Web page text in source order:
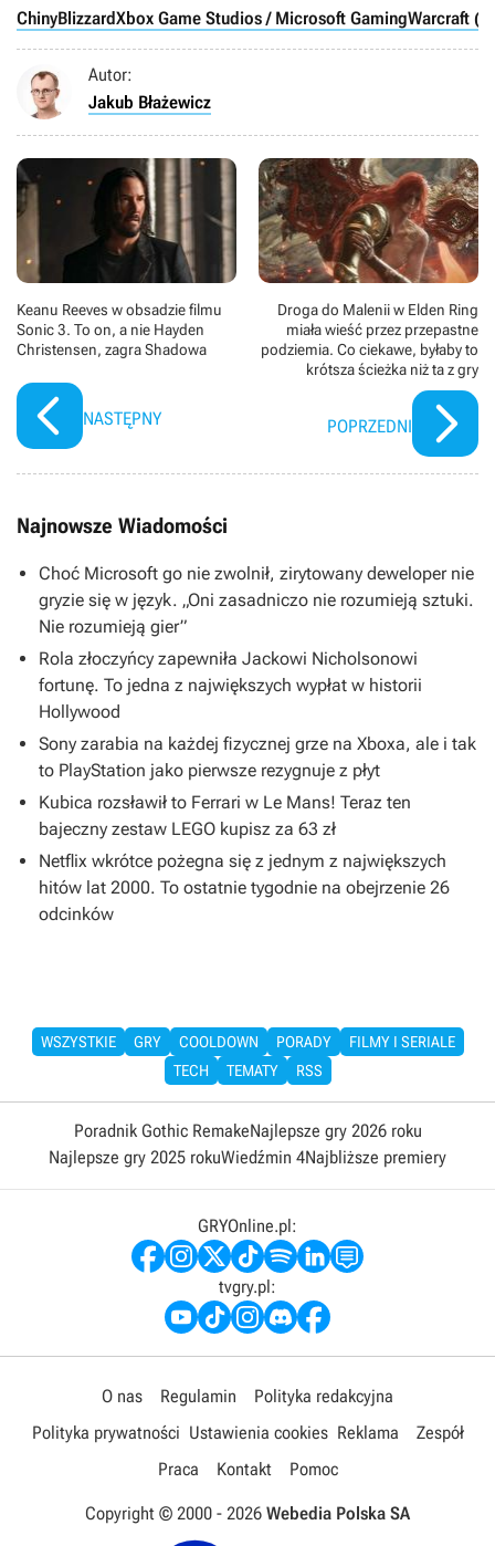
ChinyBlizzardXbox Game Studios / Microsoft GamingWarcraft
Autor:
Jakub Błażewicz
Keanu Reeves w obsadzie filmu
Sonic 3. To on, a nie Hayden
Christensen, zagra Shadowa
NASTĘPNY
Droga do Malenii w Elden Ring
miała wieść przez przepastne
podziemia. Co ciekawe, byłaby to
krótsza ścieżka niż ta z gry
POPRZEDNI
Najnowsze Wiadomości
Choć Microsoft go nie zwolnił, zirytowany deweloper nie
gryzie się w język. „Oni zasadniczo nie rozumieją sztuki.
Nie rozumieją gier”
Rola złoczyńcy zapewniła Jackowi Nicholsonowi
fortunę. To jedna z największych wypłat w historii
Hollywood
Sony zarabia na każdej fizycznej grze na Xboxa, ale i tak
to PlayStation jako pierwsze rezygnuje z płyt
Kubica rozsławił to Ferrari w Le Mans! Teraz ten
bajeczny zestaw LEGO kupisz za 63 zł
Netflix wkrótce pożegna się z jednym z największych
hitów lat 2000. To ostatnie tygodnie na obejrzenie 26
odcinków
WSZYSTKIE GRY COOLDOWN PORADY
FILMY I SERIALE
TECH
TEMATY RSS
Poradnik Gothic RemakeNajlepsze gry 2026 roku
Najlepsze gry 2025 rokuWiedźmin 4Najbliższe premiery
GRYOnline.pl:
tvgry.pl:
O nas Regulamin
Polityka redakcyjna
Polityka prywatności Ustawienia cookies Reklama
Zespół
Praca
Kontakt Pomoc
Copyright © 2000 - 2026 Webedia Polska SA